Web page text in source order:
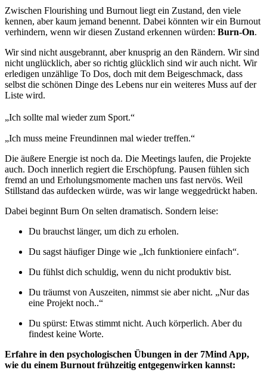
Zwischen Flourishing und Burnout liegt ein Zustand, den viele
kennen, aber kaum jemand benennt. Dabei könnten wir ein Burnout
verhindern, wenn wir diesen Zustand erkennen würden: Burn-On.
Wir sind nicht ausgebrannt, aber knusprig an den Rändern. Wir sind
nicht unglücklich, aber so richtig glücklich sind wir auch nicht. Wir
erledigen unzählige To Dos, doch mit dem Beigeschmack, dass
selbst die schönen Dinge des Lebens nur ein weiteres Muss auf der
Liste wird.
„Ich sollte mal wieder zum Sport.“
„Ich muss meine Freundinnen mal wieder treffen.“
Die äußere Energie ist noch da. Die Meetings laufen, die Projekte
auch. Doch innerlich regiert die Erschöpfung. Pausen fühlen sich
fremd an und Erholungsmomente machen uns fast nervös. Weil
Stillstand das aufdecken würde, was wir lange weggedrückt haben.
Dabei beginnt Burn On selten dramatisch. Sondern leise:
Du brauchst länger, um dich zu erholen.
Du sagst häufiger Dinge wie „Ich funktioniere einfach“.
Du fühlst dich schuldig, wenn du nicht produktiv bist.
Du träumst von Auszeiten, nimmst sie aber nicht. „Nur das
eine Projekt noch..“
Du spürst: Etwas stimmt nicht. Auch körperlich. Aber du
findest keine Worte.
Erfahre in den psychologischen Übungen in der 7Mind App,
wie du einem Burnout frühzeitig entgegenwirken kannst: